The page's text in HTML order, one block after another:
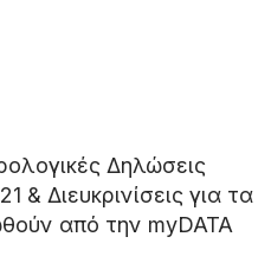
Δηλώσεις
Διευκρινίσεις για τα
από την myDATA